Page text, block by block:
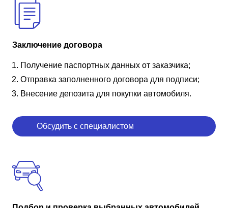
Заключение договора
Получение паспортных данных от заказчика;
Отправка заполненного договора для подписи;
Внесение депозита для покупки автомобиля.
Обсудить с специалистом